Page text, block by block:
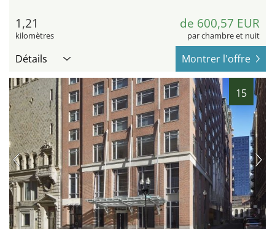
1,21
kilomètres
de 600,57 EUR
par chambre et nuit
Détails Montrer l'offre
15